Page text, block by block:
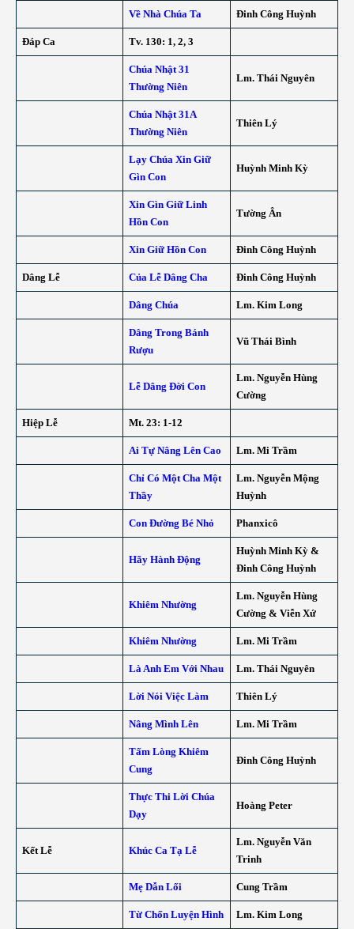
Về Nhà Chúa Ta Đinh Công Huỳnh
Đáp Ca Tv. 130: 1, 2, 3
Chúa Nhật 31
Thường Niên
Lm. Thái Nguyên
Chúa Nhật 31A
Thường Niên
Thiên Lý
Lạy Chúa Xin Giữ
Gìn Con
Huỳnh Minh Kỳ
Xin Gìn Giữ Linh
Hồn Con
Tường Ân
Xin Giữ Hồn Con Đinh Công Huỳnh
Dâng Lễ Của Lễ Dâng Cha Đinh Công Huỳnh
Dâng Chúa Lm. Kim Long
Dâng Trong Bánh
Rượu
Vũ Thái Bình
Lễ Dâng Đời Con
Lm. Nguyễn Hùng
Cường
Hiệp Lễ Mt. 23: 1-12
Ai Tự Nâng Lên Cao Lm. Mi Trầm
Chỉ Có Một Cha Một
Thầy
Lm. Nguyễn Mộng
Huỳnh
Con Đường Bé Nhỏ Phanxicô
Hãy Hành Động
Huỳnh Minh Kỳ &
Đinh Công Huỳnh
Khiêm Nhường
Lm. Nguyễn Hùng
Cường & Viễn Xứ
Khiêm Nhường Lm. Mi Trầm
Là Anh Em Với Nhau Lm. Thái Nguyên
Lời Nói Việc Làm Thiên Lý
Nâng Mình Lên Lm. Mi Trầm
Tấm Lòng Khiêm
Cung
Đinh Công Huỳnh
Thực Thi Lời Chúa
Dạy
Hoàng Peter
Kết Lễ Khúc Ca Tạ Lễ
Lm. Nguyễn Văn
Trinh
Mẹ Dẫn Lối Cung Trầm
Từ Chốn Luyện Hình Lm. Kim Long